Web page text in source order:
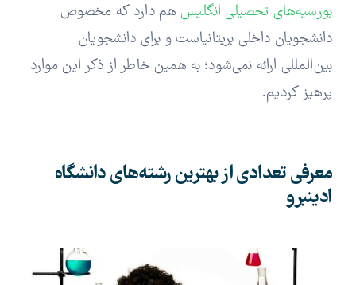
بورسیه‌های تحصیلی انگلیس هم دارد که مخصوص
دانشجویان داخلی بریتانیاست و برای دانشجویان
بین‌المللی ارائه نمی‌شود؛ به همین خاطر از ذکر این موارد
پرهیز کردیم.
معرفی تعدادی از بهترین رشته‌های دانشگاه
ادینبرو